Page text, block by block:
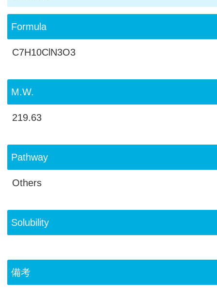
Formula
C7H10ClN3O3
M.W.
219.63
Pathway
Others
Solubility
備考